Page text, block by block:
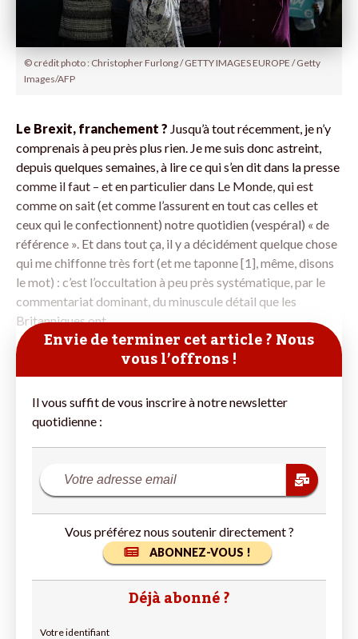
© crédit photo : Christopher Furlong / GETTY IMAGES EUROPE / Getty
Images/AFP
Le Brexit, franchement ? Jusqu’à tout récemment, je n’y
comprenais à peu près plus rien. Je me suis donc astreint,
depuis quelques semaines, à lire ce qui s’en dit dans la presse
comme il faut – et en particulier dans Le Monde, qui est
comme on sait (et comme l’assurent en tout cas celles et
ceux qui le confectionnent) notre quotidien (vespéral) « de
référence ». Et dans tout ça, il y a décidément quelque chose
qui me chiffonne très fort (et me taponne [1], même, disons
le mot) : c’est l’occultation à peu près systématique, par le
commentariat dominant, du minuscule détail que les
Britanniques ont
Envie de terminer cet article ? Nous
vous l’offrons !
Il vous suffit de vous inscrire à notre newsletter
quotidienne :
Vous préférez nous soutenir directement ?
ABONNEZ-VOUS !
Déjà abonné ?
Votre identifiant